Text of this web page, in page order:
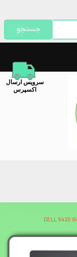
​سرویس ارسال
اکسپرس
جستجو